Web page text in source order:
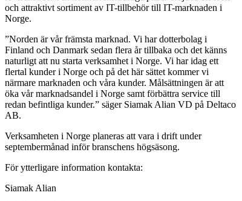
och attraktivt sortiment av IT-tillbehör till IT-marknaden i
Norge.
”Norden är vår främsta marknad. Vi har dotterbolag i
Finland och Danmark sedan flera år tillbaka och det känns
naturligt att nu starta verksamhet i Norge. Vi har idag ett
flertal kunder i Norge och på det här sättet kommer vi
närmare marknaden och våra kunder. Målsättningen är att
öka vår marknadsandel i Norge samt förbättra service till
redan befintliga kunder.” säger Siamak Alian VD på Deltaco
AB.
Verksamheten i Norge planeras att vara i drift under
septembermånad inför branschens högsäsong.
För ytterligare information kontakta:
Siamak Alian